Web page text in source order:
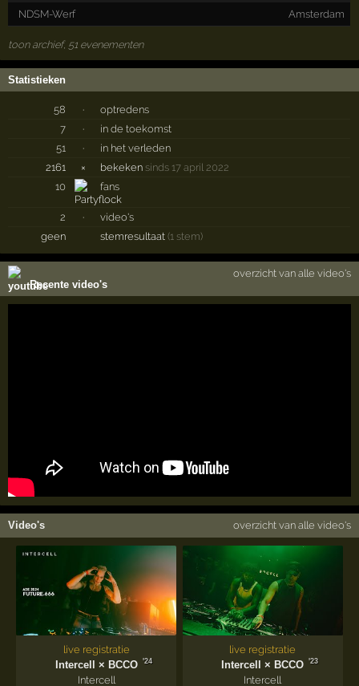
NDSM-Werf Amsterdam
toon archief, 51 evenementen
Statistieken
58 ·
optredens
7
·
in de toekomst
51
·
in het verleden
2161
× bekeken sinds 17 april 2022
10
fans
2 ·
video's
geen
stemresultaat(1 stem)
Recente video's
overzicht van alle video's
Video's overzicht van alle video's
live registratie
Intercell × BCCO
'24
Intercell
live registratie
Intercell × BCCO
'23
Intercell